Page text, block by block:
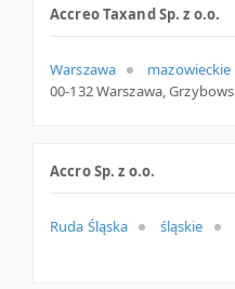
Accreo Taxand Sp. z o.o.
Warszawa
mazowieckie
Accro Sp. z o.o.
Ruda Śląska śląskie